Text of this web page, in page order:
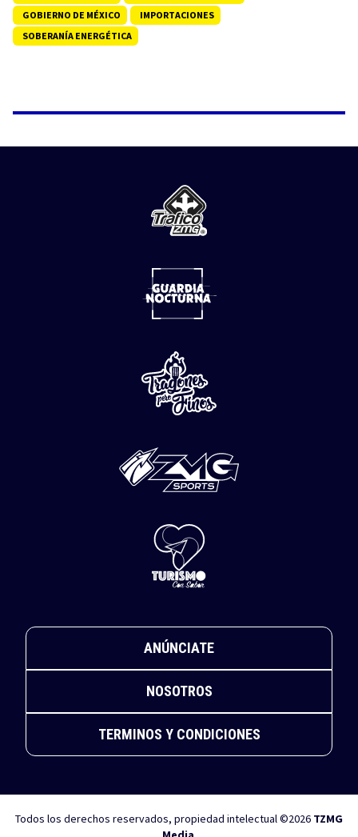
GOBIERNO DE MÉXICO
IMPORTACIONES
SOBERANÍA ENERGÉTICA
ANÚNCIATE
NOSOTROS
TERMINOS Y CONDICIONES
Todos los derechos reservados, propiedad intelectual ©2026 TZMG